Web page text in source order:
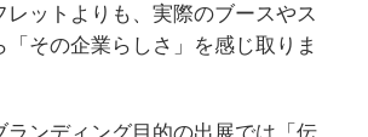
レットよりも、実際のブースやス
「その企業らしさ」を感じ取りま